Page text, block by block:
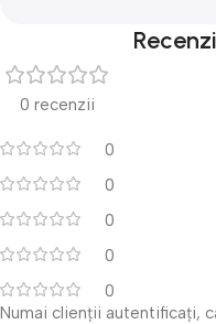
0 recenzii
0
0
0
0
0
Numai clienții autentificați,